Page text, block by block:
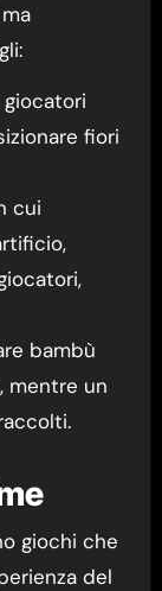
fiori
cui
bambù
mentre un
giochi che
del